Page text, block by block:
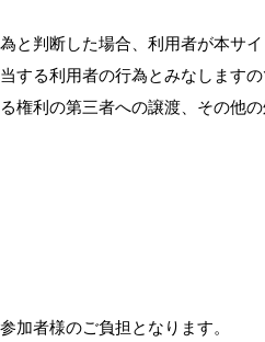
と判断した場合、利用者が本サ
する利用者の行為とみなします
利の第三者への譲渡、その他の
加者様のご負担となります。